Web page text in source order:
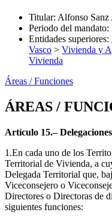
Titular: Alfonso Sanz
Periodo del mandato:
Entidades superiores:
Vasco > Vivienda y
Vivienda
Áreas / Funciones
ÁREAS /
Artículo 15.–
1.En cada uno de los
Territorial de Vivienda, a
Delegada Territorial que,
Viceconsejero o
Directores o Directoras de
siguientes funciones: